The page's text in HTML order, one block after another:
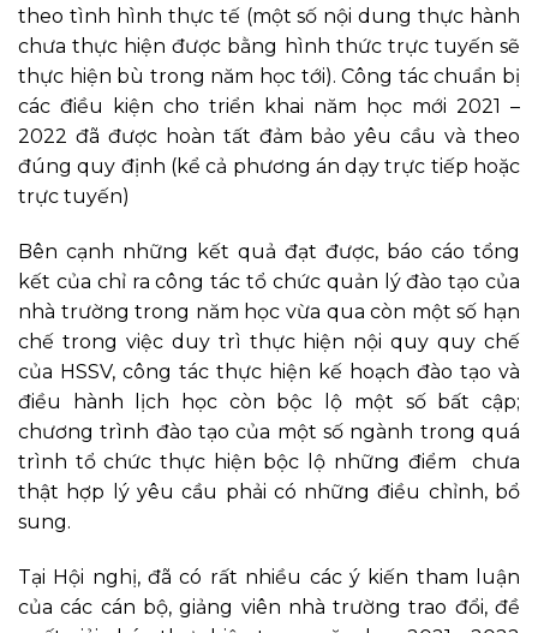
theo tình hình thực tế (một số nội dung thực hành
chưa thực hiện được bằng hình thức trực tuyến sẽ
thực hiện bù trong năm học tới). Công tác chuẩn bị
các điều kiện cho triển khai năm học mới 2021 –
2022 đã được hoàn tất đảm bảo yêu cầu và theo
đúng quy định (kể cả phương án dạy trực tiếp hoặc
trực tuyến)
Bên cạnh những kết quả đạt được, báo cáo tổng
kết của chỉ ra công tác tổ chức quản lý đào tạo của
nhà trường trong năm học vừa qua còn một số hạn
chế trong việc duy trì thực hiện nội quy quy chế
của HSSV, công tác thực hiện kế hoạch đào tạo và
điều hành lịch học còn bộc lộ một số bất cập;
chương trình đào tạo của một số ngành trong quá
trình tổ chức thực hiện bộc lộ những điểm chưa
thật hợp lý yêu cầu phải có những điều chỉnh, bổ
sung.
Tại Hội nghị, đã có rất nhiều các ý kiến tham luận
của các cán bộ, giảng viên nhà trường trao đổi, đề